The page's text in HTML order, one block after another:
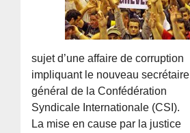
sujet d’une affaire de corruption
impliquant le nouveau secrétaire
général de la Confédération
Syndicale Internationale (CSI).
La mise en cause par la justice